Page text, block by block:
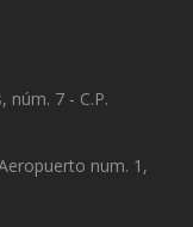
núm. 7 - C.P.
num. 1,